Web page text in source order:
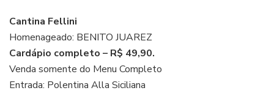
Cantina Fellini
Homenageado: BENITO JUAREZ
Cardápio completo – R$ 49,90.
Venda somente do Menu Completo
Entrada: Polentina Alla Siciliana